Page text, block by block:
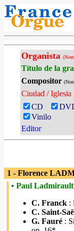
Organista
Título de la
Compositor
Ciudad / Iglesia
CD
Vinilo
Editor
1 - Florence
• Paul Ladmirault
C. Franck :
C. Saint-
G. Fauré :